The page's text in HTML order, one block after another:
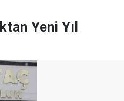
Yeni Yıl